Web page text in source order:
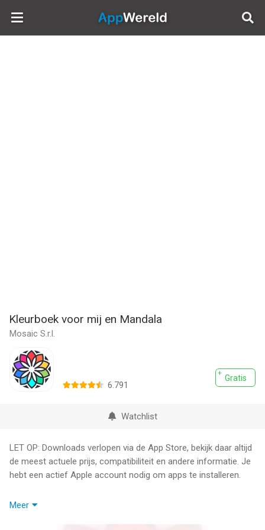
AppWereld
Kleurboek voor mij en Mandala
Mosaic S.r.l.
Gratis
6.791
Watchlist
LET OP: Downloads verlopen via de App Store, bekijk daar altijd
de meest actuele prijs, compatibiliteit en andere informatie. Je
hebt een actief Apple account nodig om apps te installeren.
Duik binnen in een sprookjeswereld van kleuren met de
Meer